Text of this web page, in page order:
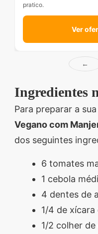
pratico.
Ver
←
Ingredientes
Para preparar a sua
Vegano com
dos seguintes
6 tomates
1 cebola
4 dentes de
1/4 de
1/2 colher de